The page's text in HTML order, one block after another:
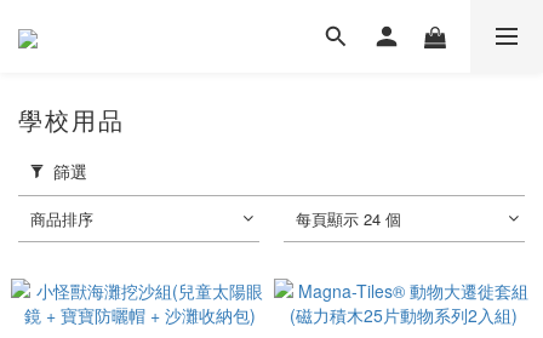
學校用品
篩選
商品排序 每頁顯示 24 個